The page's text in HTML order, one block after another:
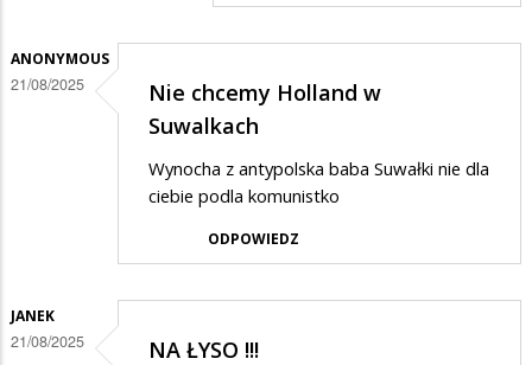
patopatrioci
ANONYMOUS
21/08/2025
Nie chcemy Holland w
Suwalkach
Wynocha z antypolska baba Suwałki nie dla
ciebie podla komunistko
ODPOWIEDZ
JANEK
21/08/2025 NA ŁYSO !!!